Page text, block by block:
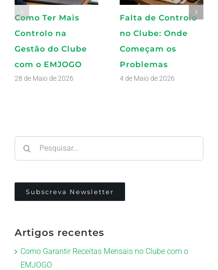
Como Ter Mais
Controlo na
Gestão do Clube
com o EMJOGO
28 de Maio de 2026
Falta de Controlo
no Clube: Onde
Começam os
Problemas
4 de Maio de 2026
Subscreva Newsletter
Artigos recentes
Como Garantir Receitas Mensais no Clube com o
EMJOGO